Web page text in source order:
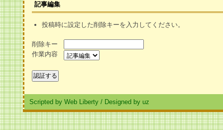
記事編集
投稿時に設定した削除キーを入力してください。
削除キー
作業内容
Scripted by Web Liberty / Designed by uz